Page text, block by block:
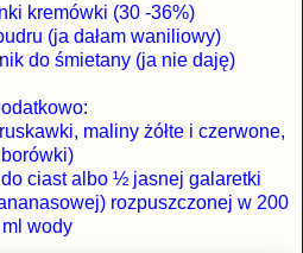
kremówki (30 -36%)
(ja dałam waniliowy)
do śmietany (ja nie daję)
maliny żółte i czerwone,
borówki)
ciast albo ½ jasnej galaretki
rozpuszczonej w 200
ml wody